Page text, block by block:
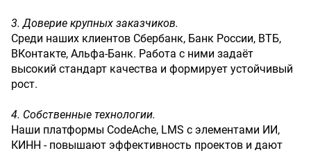
3. Доверие крупных заказчиков.
Среди наших клиентов Сбербанк, Банк России, ВТБ,
ВКонтакте, Альфа-Банк. Работа с ними задаёт
высокий стандарт качества и формирует устойчивый
рост.
4. Собственные технологии.
Наши платформы CodeAche, LMS с элементами ИИ,
КИНН - повышают эффективность проектов и дают